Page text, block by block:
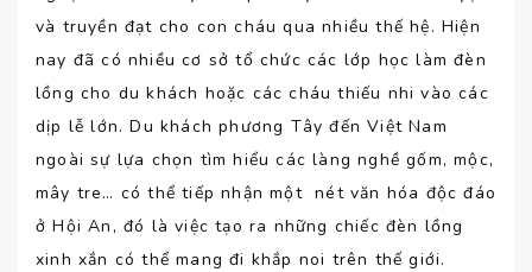
và truyền đạt cho con cháu qua nhiều thế hệ. Hiện
nay đã có nhiều cơ sở tổ chức các lớp học làm đèn
lồng cho du khách hoặc các cháu thiếu nhi vào các
dịp lễ lớn. Du khách phương Tây đến Việt Nam
ngoài sự lựa chọn tìm hiểu các làng nghề gốm, mộc,
mây tre… có thể tiếp nhận một nét văn hóa độc đáo
ở Hội An, đó là việc tạo ra những chiếc đèn lồng
xinh xắn có thể mang đi khắp noi trên thế giới.